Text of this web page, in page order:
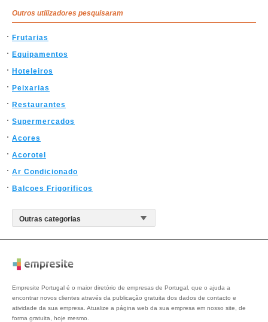
Outros utilizadores pesquisaram
Frutarias
Equipamentos
Hoteleiros
Peixarias
Restaurantes
Supermercados
Acores
Acorotel
Ar Condicionado
Balcoes Frigorificos
Empresite Portugal é o maior diretório de empresas de Portugal, que o ajuda a
encontrar novos clientes através da publicação gratuita dos dados de contacto e
atividade da sua empresa. Atualize a página web da sua empresa em nosso site, de
forma gratuita, hoje mesmo.